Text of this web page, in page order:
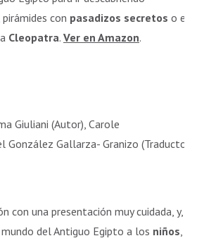
pirámides con pasadizos secretos o el
Cleopatra. Ver en Amazon.
Giuliani (Autor), Carole
González Gallarza- Granizo (Traductor)
con una presentación muy cuidada, y,
del Antiguo Egipto a los niños,